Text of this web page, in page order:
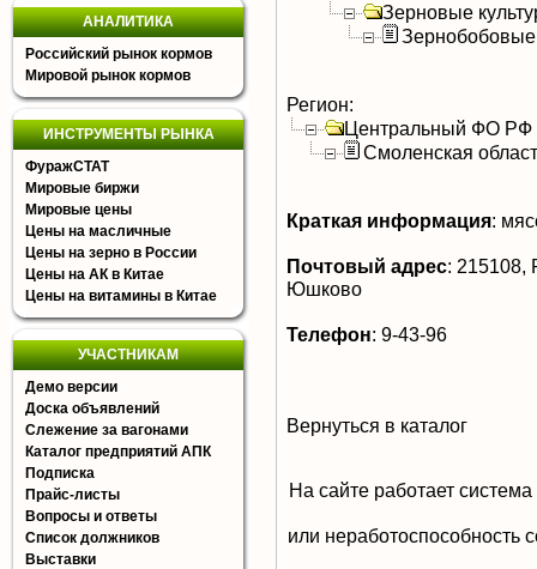
АНАЛИТИКА
Российский рынок кормов
Мировой рынок кормов
ИНСТРУМЕНТЫ РЫНКА
ФуражСТАТ
Мировые биржи
Мировые цены
Цены на масличные
Цены на зерно в России
Цены на АК в Китае
Цены на витамины в Китае
УЧАСТНИКАМ
Демо версии
Доска объявлений
Слежение за вагонами
Каталог предприятий АПК
Подписка
Прайс-листы
Вопросы и ответы
Список должников
Выставки
Зерновые
Зернобобовые
Регион:
Центральный ФО РФ
Смоленская
Краткая информация:
Почтовый адрес: 215108,
Юшково
Телефон: 9-43-96
Вернуться в каталог
На сайте работает
или неработоспособность